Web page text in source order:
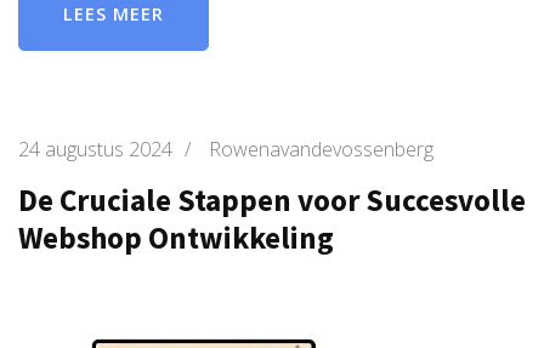
LEES MEER
24 augustus 2024 / Rowenavandevossenberg
De Cruciale Stappen voor Succesvolle
Webshop Ontwikkeling